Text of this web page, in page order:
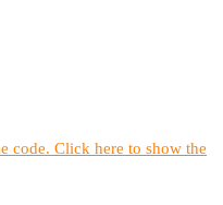
code. Click here to show the